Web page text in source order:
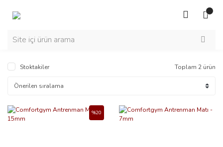
Stoktakiler Toplam 2 ürün
%20